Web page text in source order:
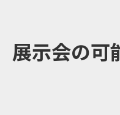
展示会の可